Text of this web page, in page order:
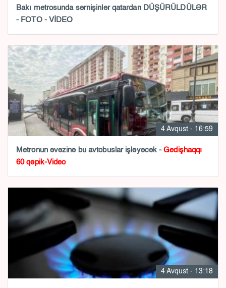
Bakı metrosunda sərnişinlər qatardan DÜŞÜRÜLDÜLƏR
- FOTO - VİDEO
4 Avqust - 16:59
Metronun əvəzinə bu avtobuslar işləyəcək -Gedişhaqqı
60 qəpik-Video
4 Avqust - 13:18